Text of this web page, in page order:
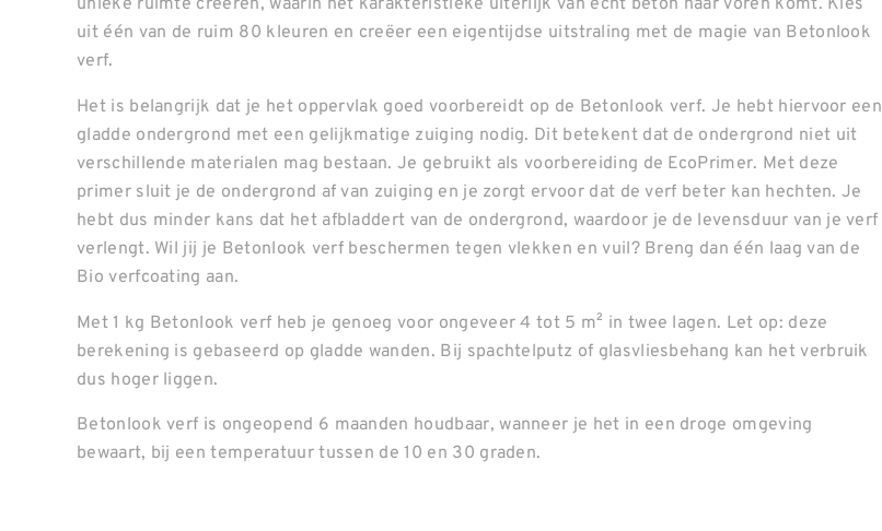
uit één van de ruim 80 kleuren en creëer een eigentijdse uitstraling met de magie van Betonlook
verf.
Het is belangrijk dat je het oppervlak goed voorbereidt op de Betonlook verf. Je hebt hiervoor een
gladde ondergrond met een gelijkmatige zuiging nodig. Dit betekent dat de ondergrond niet uit
verschillende materialen mag bestaan. Je gebruikt als voorbereiding de EcoPrimer. Met deze
primer sluit je de ondergrond af van zuiging en je zorgt ervoor dat de verf beter kan hechten. Je
hebt dus minder kans dat het afbladdert van de ondergrond, waardoor je de levensduur van je verf
verlengt. Wil jij je Betonlook verf beschermen tegen vlekken en vuil? Breng dan één laag van de
Bio verfcoating aan.
Met 1 kg Betonlook verf heb je genoeg voor ongeveer 4 tot 5 m² in twee lagen. Let op: deze
berekening is gebaseerd op gladde wanden. Bij spachtelputz of glasvliesbehang kan het verbruik
dus hoger liggen.
Betonlook verf is ongeopend 6 maanden houdbaar, wanneer je het in een droge omgeving
bewaart, bij een temperatuur tussen de 10 en 30 graden.